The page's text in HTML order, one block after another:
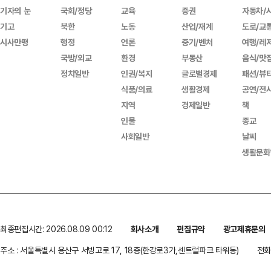
기자의 눈
기고
시사만평
국회/정당
북한
행정
국방/외교
정치일반
교육
노동
언론
환경
인권/복지
식품/의료
지역
인물
사회일반
증권
산업/재계
중기/벤처
부동산
글로벌경제
생활경제
경제일반
자동차/
도로/교
여행/레
음식/맛
패션/뷰
공연/전
책
종교
날씨
생활문
최종편집시간: 2026.08.09 00:12 회사소개 편집규약
광고제휴문의
주소 : 서울특별시 용산구 서빙고로 17, 18층(한강로3가,센트럴파크 타워동)
전